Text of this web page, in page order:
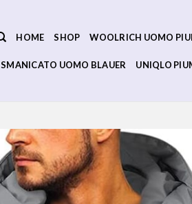
HOME SHOP WOOLRICH UOMO
SMANICATO UOMO BLAUER UNIQLO